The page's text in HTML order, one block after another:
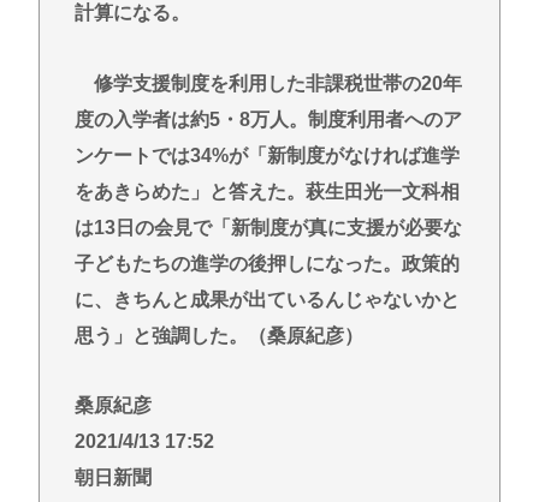
計算になる。
修学支援制度を利用した非課税世帯の20年
度の入学者は約5・8万人。制度利用者へのア
ンケートでは34%が「新制度がなければ進学
をあきらめた」と答えた。萩生田光一文科相
は13日の会見で「新制度が真に支援が必要な
子どもたちの進学の後押しになった。政策的
に、きちんと成果が出ているんじゃないかと
思う」と強調した。（桑原紀彦）
桑原紀彦
2021/4/13 17:52
朝日新聞